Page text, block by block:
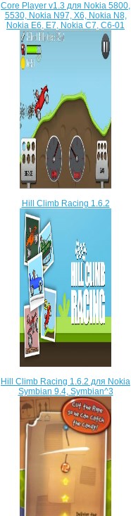
Core Player v1.3 для Nokia 5800,
5530, Nokia N97, X6, Nokia N8,
Nokia E6, E7, Nokia C7, C6-01
Hill Climb Racing 1.6.2
Hill Climb Racing 1.6.2 для Nokia
Symbian 9.4, Symbian^3